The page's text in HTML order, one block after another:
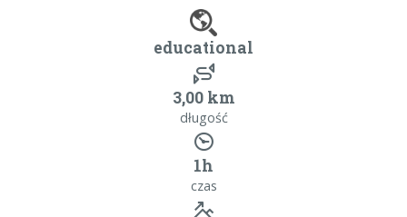
educational
3,00 km
długość
1h
czas